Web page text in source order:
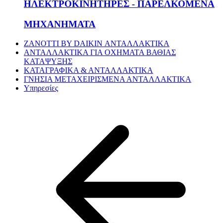
ΗΛΕΚΤΡΟΚΙΝΗΤΗΡΕΣ - ΠΑΡΕΛΚΟΜΕΝΑ
ΜΗΧΑΝΗΜΑΤΑ
ZANOTTI BY DAIKIN ΑΝΤΑΛΛΑΚΤΙΚΑ
ΑΝΤΑΛΛΑΚΤΙΚΑ ΓΙΑ ΟΧΗΜΑΤΑ ΒΑΘΙΑΣ
ΚΑΤΑΨΥΞΗΣ
ΚΑΤΑΓΡΑΦΙΚΑ & ΑΝΤΑΛΛΑΚΤΙΚΑ
ΓΝΗΣΙΑ ΜΕΤΑΧΕΙΡΙΣΜΕΝΑ ΑΝΤΑΛΛΑΚΤΙΚΑ
Υπηρεσίες